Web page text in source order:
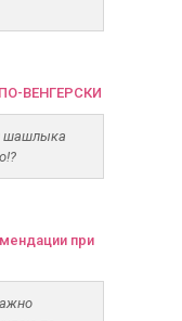
ВЕНГЕРСКИ
шашлыка
при